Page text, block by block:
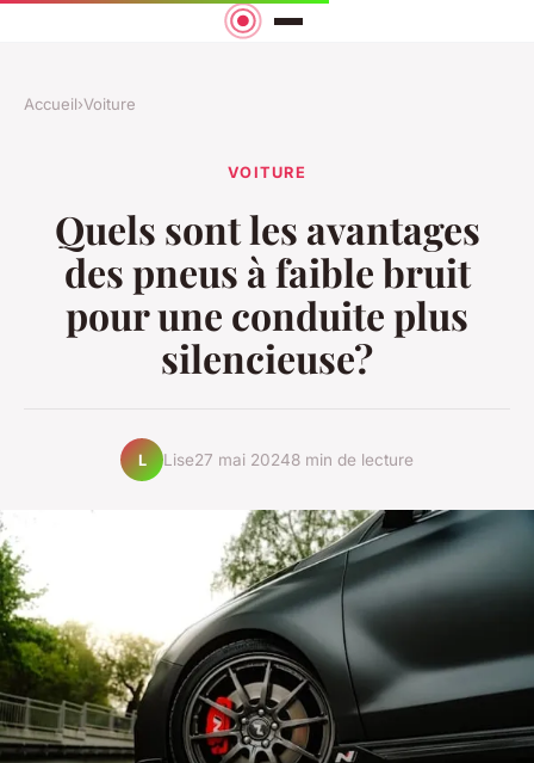
Accueil›Voiture
VOITURE
Quels sont les avantages
des pneus à faible bruit
pour une conduite plus
silencieuse?
L Lise27 mai 20248 min de lecture